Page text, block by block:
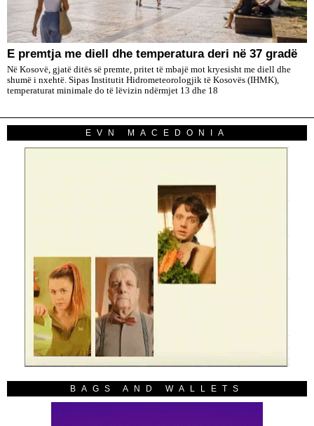
E premtja me diell dhe temperatura deri në 37 gradë
Në Kosovë, gjatë ditës së premte, pritet të mbajë mot kryesisht me diell dhe
shumë i nxehtë. Sipas Institutit Hidrometeorologjik të Kosovës (IHMK),
temperaturat minimale do të lëvizin ndërmjet 13 dhe 18
EVN MACEDONIA
BAGS AND WALLETS